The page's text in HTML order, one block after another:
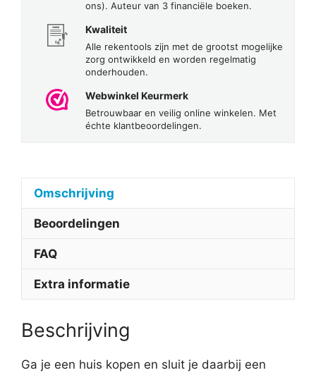
ons). Auteur van 3 financiële boeken.
Kwaliteit
Alle rekentools zijn met de grootst mogelijke
zorg ontwikkeld en worden regelmatig
onderhouden.
Webwinkel Keurmerk
Betrouwbaar en veilig online winkelen. Met
échte klantbeoordelingen.
Omschrijving
Beoordelingen
FAQ
Extra informatie
Beschrijving
Ga je een huis kopen en sluit je daarbij een